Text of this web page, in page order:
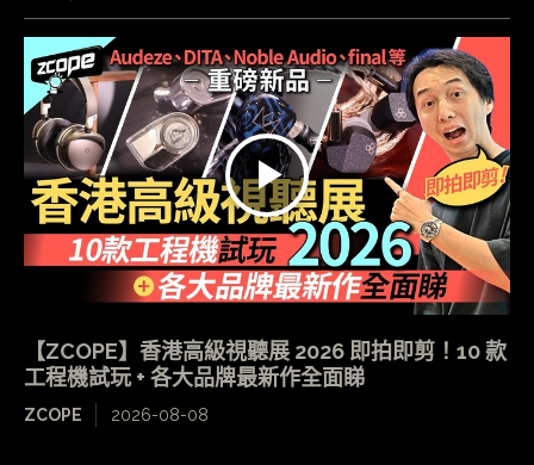
【ZCOPE】香港高級視聽展 2026 即拍即剪！10 款
工程機試玩 + 各大品牌最新作全面睇
ZCOPE 2026-08-08